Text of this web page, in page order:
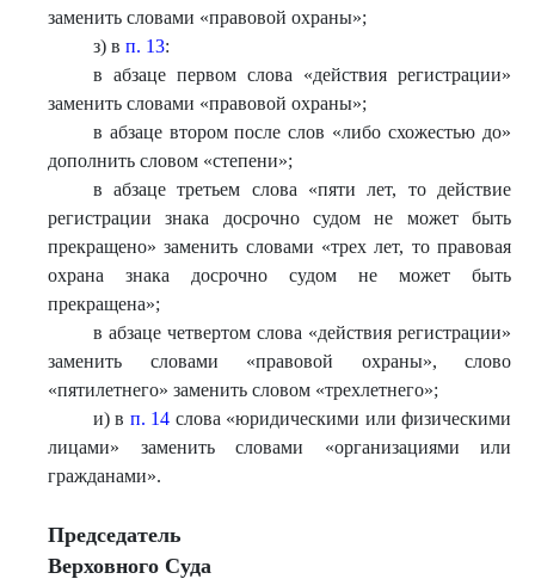
заменить словами «правовой охраны»;
з) в п. 13:
в абзаце первом слова «действия регистрации»
заменить словами «правовой охраны»;
в абзаце втором после слов «либо схожестью до»
дополнить словом «степени»;
в абзаце третьем слова «пяти лет, то действие
регистрации знака досрочно судом не может быть
прекращено» заменить словами «трех лет, то правовая
охрана знака досрочно судом не может быть
прекращена»;
в абзаце четвертом слова «действия регистрации»
заменить словами «правовой охраны», слово
«пятилетнего» заменить словом «трехлетнего»;
и) в п. 14 слова «юридическими или физическими
лицами» заменить словами «организациями или
гражданами».
Председатель
Верховного Суда